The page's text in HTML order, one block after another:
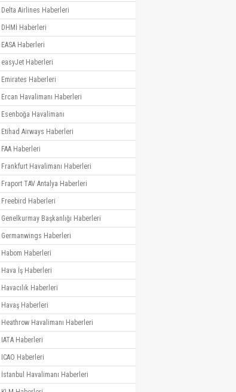
Delta Airlines Haberleri
DHMİ Haberleri
EASA Haberleri
easyJet Haberleri
Emirates Haberleri
Ercan Havalimanı Haberleri
Esenboğa Havalimanı
Etihad Airways Haberleri
FAA Haberleri
Frankfurt Havalimanı Haberleri
Fraport TAV Antalya Haberleri
Freebird Haberleri
Genelkurmay Başkanlığı Haberleri
Germanwings Haberleri
Habom Haberleri
Hava İş Haberleri
Havacılık Haberleri
Havaş Haberleri
Heathrow Havalimanı Haberleri
IATA Haberleri
ICAO Haberleri
İstanbul Havalimanı Haberleri